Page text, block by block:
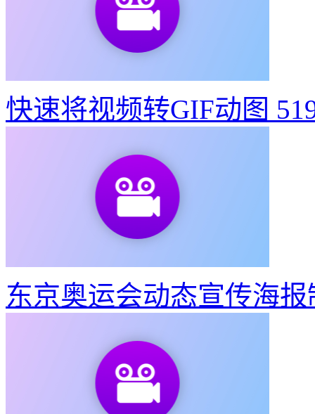
快速将视频转GIF动图
东京奥运会动态宣传海
如何制作建党100周年宣